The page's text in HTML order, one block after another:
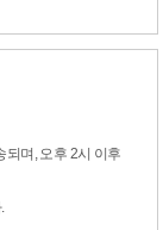
되며, 오후 2시 이후